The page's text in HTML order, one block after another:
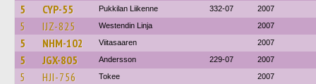
5 CYP-55 Pukkilan Liikenne 332-07 2007
5 IJZ-825 Westendin Linja 2007
5 NHM-102 Viitasaaren 2007
5 JGX-805 Andersson 229-07 2007
5 HJI-756 Tokee 2007